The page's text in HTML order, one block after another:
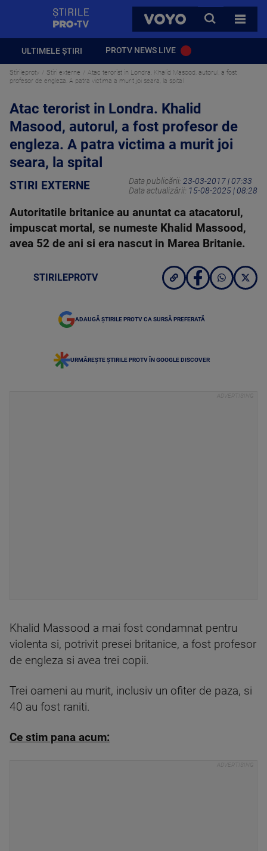
VOYO
CAUTA
TOATE
ULTIMELE ȘTIRI PROTV NEWS LIVE
Stirileprotv Stiri externe
Atac terorist in Londra. Khalid Masood, autorul, a fost
profesor de engleza. A patra victima a murit joi seara, la spital
Atac terorist in Londra. Khalid
Masood, autorul, a fost profesor de
engleza. A patra victima a murit joi
seara, la spital
STIRI EXTERNE Data publicării: 23-03-2017 | 07:33
Data actualizării: 15-08-2025 | 08:28
Autoritatile britanice au anuntat ca atacatorul,
impuscat mortal, se numeste Khalid Massood,
avea 52 de ani si era nascut in Marea Britanie.
STIRILEPROTV
ADAUGĂ ȘTIRILE PROTV CA SURSĂ PREFERATĂ
URMĂREȘTE ȘTIRILE PROTV ÎN GOOGLE DISCOVER
Khalid Massood a mai fost condamnat pentru
violenta si, potrivit presei britanice, a fost profesor
de engleza si avea trei copii.
Trei oameni au murit, inclusiv un ofiter de paza, si
40 au fost raniti.
Ce stim pana acum: